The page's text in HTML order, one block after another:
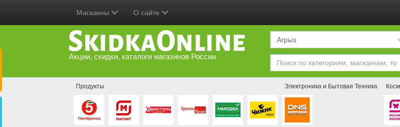
Магазины О сайте
Акции, скидки, каталоги магазинов России
Агрыз
Продукты Электроника и Бытовая Техника